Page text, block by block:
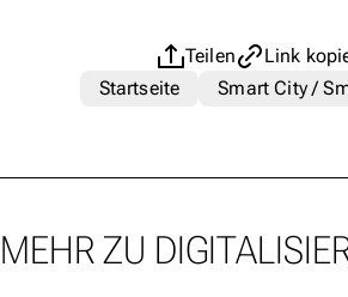
Teilen
Link
Startseite
Smart City /
MEHR ZU